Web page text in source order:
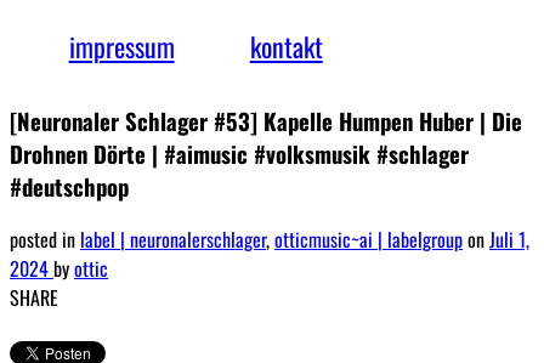
impressum
kontakt
[Neuronaler Schlager #53] Kapelle Humpen Huber | Die
Drohnen Dörte | #aimusic #volksmusik #schlager
#deutschpop
posted in label | neuronalerschlager,otticmusic~ai | labelgrouponJuli 1,
2024byottic
SHARE